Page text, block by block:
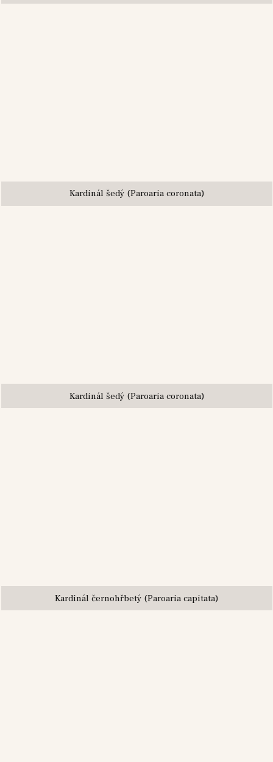
Kardinál šedý (Paroaria coronata)
Kardinál šedý (Paroaria coronata)
Kardinál černohřbetý (Paroaria capitata)